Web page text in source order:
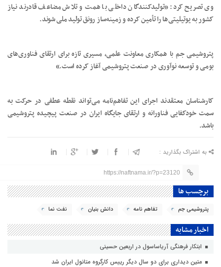
وی تصریح کرد: «تولیدکنندگان داخلی با همت و تلاش مضاعف قادرند نیاز
کشور به یوتیلیتی‌ها را تأمین کرده و زمینه‌ساز رونق تولید ملی شوند.
پتروشیمی جم با همکاری معاونت علمی، مسیری تازه برای ارتقای فناوری‌های
بومی و توسعه نوآوری در صنعت پتروشیمی آغاز کرده است.»
کارشناسان معتقدند اجرای این تفاهم‌نامه می‌تواند نقطه عطفی در حرکت به
سمت خودکفایی فناورانه و ارتقای جایگاه ایران در صنعت پیچیده پتروشیمی
باشد.
به اشتراک بگذارید :
https://naftnama.ir/?p=23120
برچسب ها
پتروشیمی جم تفاهم نامه دانش بنیان نفت نما
اخبار مشابه
ابتکار فرهنگی آریاساسول در اربعین حسینی
متین دیداری برای دو سال دیگر رییس کارگروه متانول ایران شد